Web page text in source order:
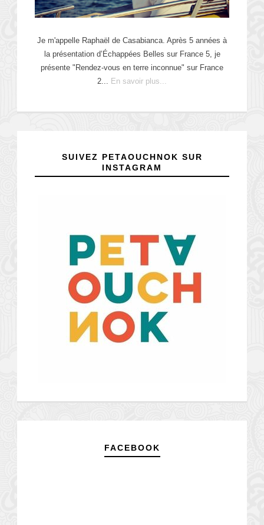
Je m'appelle Raphaël de Casabianca. Après 5 années à
la présentation d’Échappées Belles sur France 5, je
présente "Rendez-vous en terre inconnue" sur France
2... En savoir plus...
SUIVEZ PETAOUCHNOK SUR
INSTAGRAM
FACEBOOK